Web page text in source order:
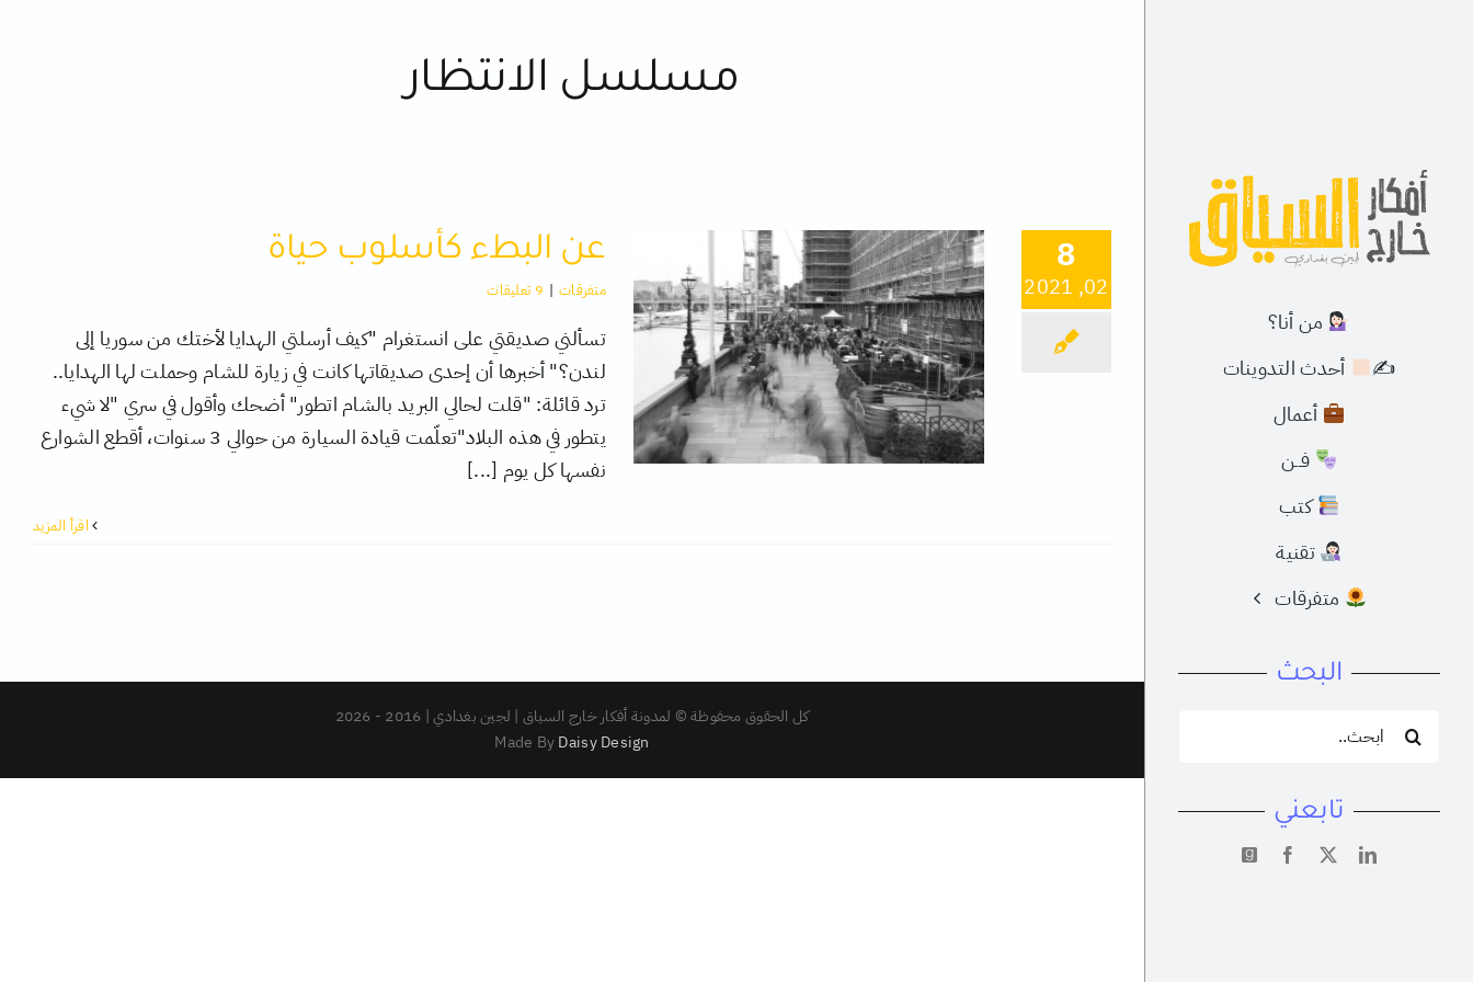
من أنا؟
✍
أحدث التدوينات
أعمال
فــن
كتب
تقنية
متفرقات
البحث
البحث
تابعني
مسلسل الانتظار
8
02, 2021
عن البطء كأسلوب حياة
متفرقات | 9 تعليقات
تسألني صديقتي على انستغرام "كيف أرسلتي الهدايا لأختك من سوريا إلى
لندن؟" أخبرها أن إحدى صديقاتها كانت في زيارة للشام وحملت لها الهدايا..
ترد قائلة: "قلت لحالي البريد بالشام اتطور" أضحك وأقول في سري "لا شيء
يتطور في هذه البلاد"تعلّمت قيادة السيارة من حوالي 3 سنوات، أقطع الشوارع
نفسها كل يوم [...]
‫اقرأ المزيد
كل الحقوق محفوظة © لمدونة أفكار خارج السياق | لجين بغدادي | 2016 -
2026
Made ByDaisy Design